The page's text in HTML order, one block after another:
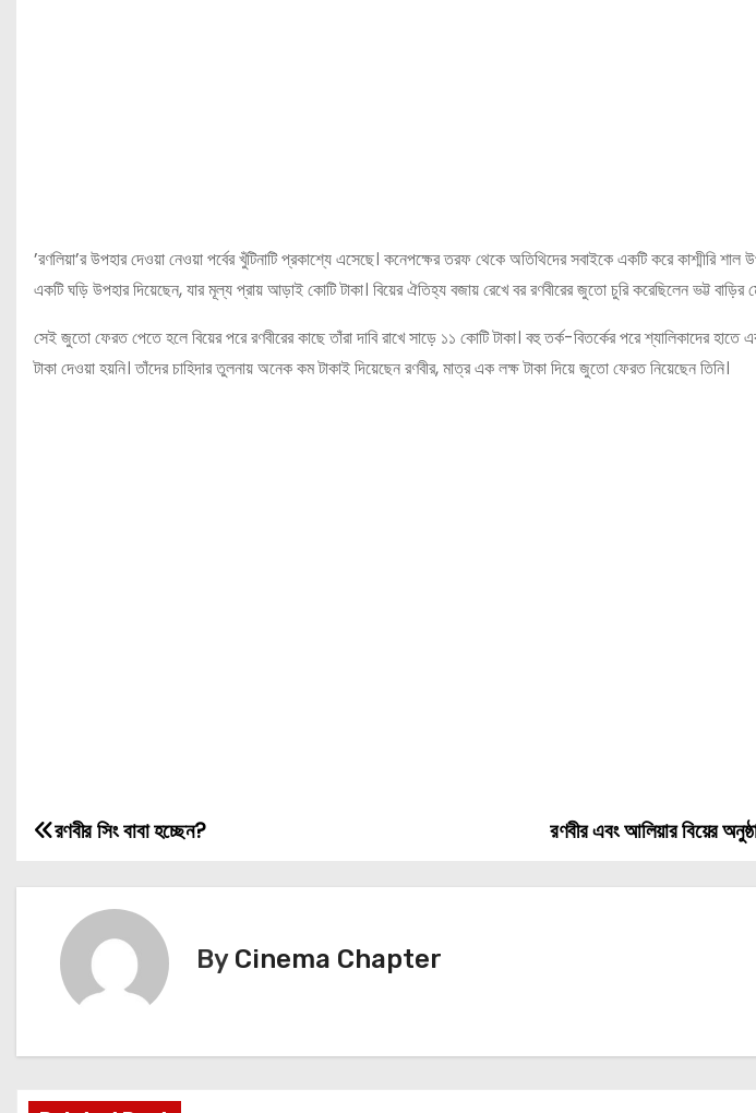
’রণলিয়া’র উপহার দেওয়া নেওয়া পর্বের খুঁটিনাটি প্রকাশ্যে এসেছে। কনেপক্ষের তরফ থেকে অতিথিদের সবাইকে একটি করে কাশ্মীরি
একটি ঘড়ি উপহার দিয়েছেন, যার মূল্য প্রায় আড়াই কোটি টাকা। বিয়ের ঐতিহ্য বজায় রেখে বর রণবীরের জুতো চুরি করেছিলেন ভট্ট বাড়ির
সেই জুতো ফেরত পেতে হলে বিয়ের পরে রণবীরের কাছে তাঁরা দাবি রাখে সাড়ে ১১ কোটি টাকা। বহু তর্ক-বিতর্কের পরে শ্যালিকাদের হাতে
টাকা দেওয়া হয়নি। তাঁদের চাহিদার তুলনায় অনেক কম টাকাই দিয়েছেন রণবীর, মাত্র এক লক্ষ টাকা দিয়ে জুতো ফেরত নিয়েছেন তিনি।
P
o
a
রণবীর এবং আলিয়ার বিয়ের
রণবীর সিং বাবা হচ্ছেন?
By Cinema Chapter